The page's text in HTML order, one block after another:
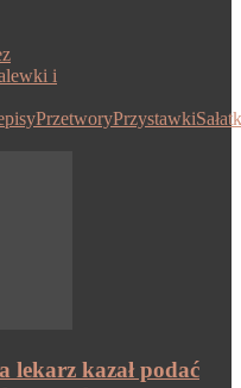
i
PrzetworyPrzystawki
lekarz kazał podać